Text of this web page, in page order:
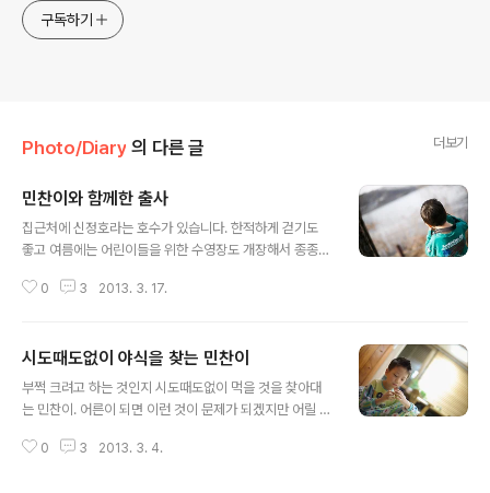
구독하기
Photo/Diary 의 다른 글 더보기
민찬이와 함께한 출사
집근처에 신정호라는 호수가 있습니다. 한적하게 걷기도
좋고 여름에는 어린이들을 위한 수영장도 개장해서 종종
이제 벌써 9살이 되어 아빠와 함께 출사라는걸 갈만한 나
다. 카메라를 들고 사진을 찍는 뒷모습을 보고 있노라니
'아..이녀석 많이 컷네..' 라는 생각이 절로 듭니다. ^^ ... @
신정호에서 | 20120228
0 3 2013. 3. 17.
시도때도없이 야식을 찾는 민찬이
부쩍 크려고 하는 것인지 시도때도없이 먹을 것을 찾아대
는 민찬이. 어른이 되면 이런 것이 문제가 되겠지만 어릴 때
그냥 둡니다. ㅎㅎ 아빠 닮지 말고 엄마 닮아서 키가 쭉쭉
0 3 2013. 3. 4.